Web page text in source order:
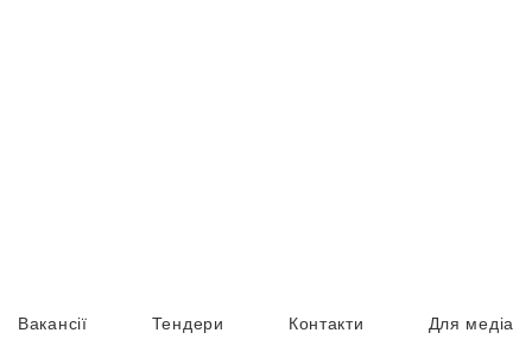
Вакансії Тендери Контакти Для медіа